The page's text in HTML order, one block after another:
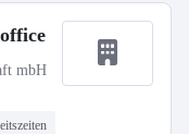
mbH